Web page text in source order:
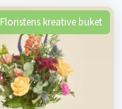
Floristens kreative buket